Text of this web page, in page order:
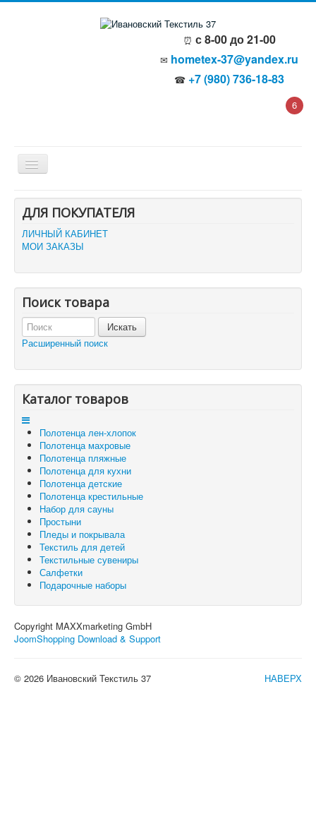
⏰ с 8-00 до 21-00
✉ hometex-37@yandex.ru
☎ +7 (980) 736-18-83
6
Главная
О компании
Политика безопасности
Пользовательское соглашение
Корзина
Отложенные товары
Вы здесь: Главная
ДЛЯ ПОКУПАТЕЛЯ
ЛИЧНЫЙ КАБИНЕТ
МОИ ЗАКАЗЫ
Поиск товара
Расширенный поиск
Каталог товаров
Полотенца лен-хлопок
Полотенца махровые
Полотенца пляжные
Полотенца для кухни
Полотенца детские
Полотенца крестильные
Набор для сауны
Простыни
Пледы и покрывала
Текстиль для детей
Текстильные сувениры
Салфетки
Подарочные наборы
Copyright MAXXmarketing GmbH
JoomShopping Download & Support
НАВЕРХ
© 2026 Ивановский Текстиль 37